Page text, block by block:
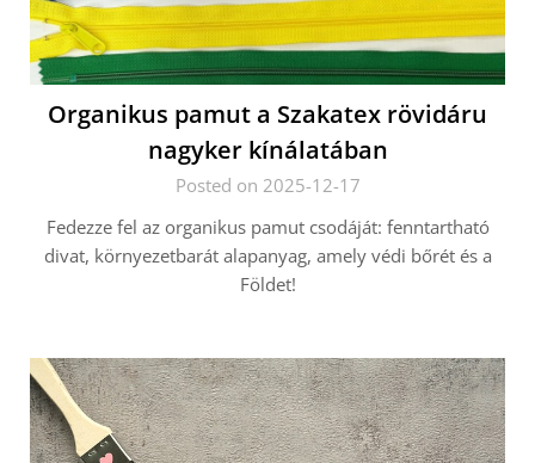
Organikus pamut a Szakatex rövidáru
nagyker kínálatában
Posted on 2025-12-17
Fedezze fel az organikus pamut csodáját: fenntartható
divat, környezetbarát alapanyag, amely védi bőrét és a
Földet!